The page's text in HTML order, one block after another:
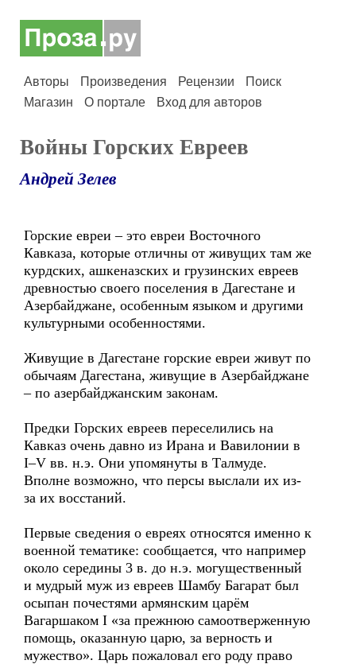
Авторы Произведения Рецензии
Поиск
Магазин
О портале Вход для авторов
Войны Горских Евреев
Андрей Зелев
Горские евреи – это евреи Восточного
Кавказа, которые отличны от живущих там же
курдских, ашкеназских и грузинских евреев
древностью своего поселения в Дагестане и
Азербайджане, особенным языком и другими
культурными особенностями.
Живущие в Дагестане горские евреи живут по
обычаям Дагестана, живущие в Азербайджане
– по азербайджанским законам.
Предки Горских евреев переселились на
Кавказ очень давно из Ирана и Вавилонии в
I–V вв. н.э. Они упомянуты в Талмуде.
Вполне возможно, что персы выслали их из-
за их восстаний.
Первые сведения о евреях относятся именно к
военной тематике: сообщается, что например
около середины 3 в. до н.э. могущественный
и мудрый муж из евреев Шамбу Багарат был
осыпан почестями армянским царём
Вагаршаком I «за прежнюю самоотверженную
помощь, оказанную царю, за верность и
мужество». Царь пожаловал его роду право